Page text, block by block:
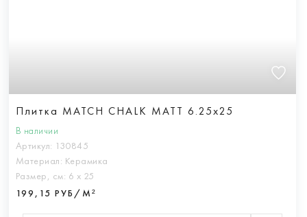
Плитка MATCH CHALK MATT 6.25x25
В наличии
Артикул: 130845
Материал: Керамика
Размер, см: 6 х 25
199,15 РУБ/М²